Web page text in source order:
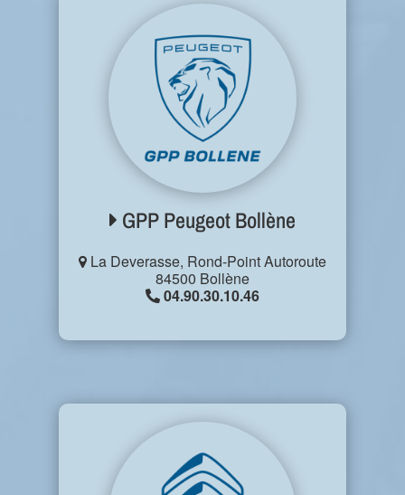
GPP Peugeot Bollène
La Deverasse, Rond-Point Autoroute
84500 Bollène
04.90.30.10.46